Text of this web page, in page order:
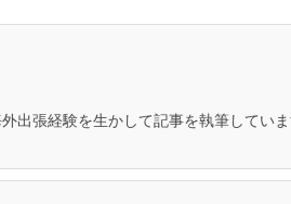
出張経験を生かして記事を執筆してい